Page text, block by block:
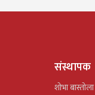
संस्थापक
शोभा बास्तोला